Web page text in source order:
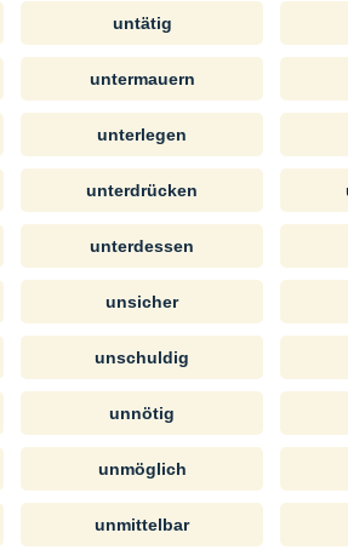
untätig
untermauern
unterlegen
unterdrücken
unterdessen
unsicher
unschuldig
unnötig
unmöglich
unmittelbar